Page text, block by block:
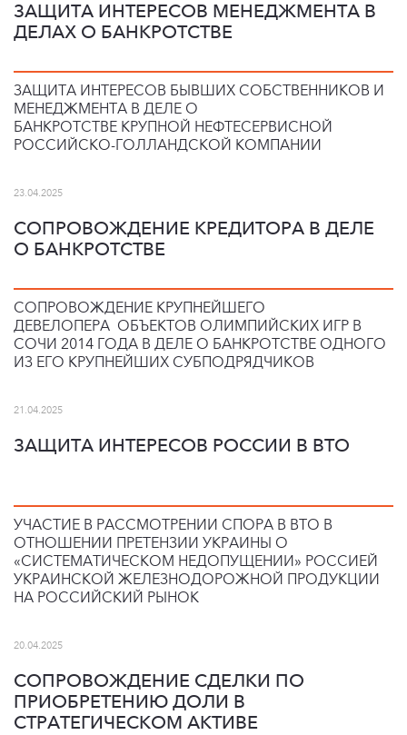
ЗАЩИТА ИНТЕРЕСОВ МЕНЕДЖМЕНТА В
ДЕЛАХ О БАНКРОТСТВЕ
ЗАЩИТА ИНТЕРЕСОВ БЫВШИХ СОБСТВЕННИКОВ И
МЕНЕДЖМЕНТА В ДЕЛЕ О
БАНКРОТСТВЕ КРУПНОЙ НЕФТЕСЕРВИСНОЙ
РОССИЙСКО-ГОЛЛАНДСКОЙ КОМПАНИИ
23.04.2025
СОПРОВОЖДЕНИЕ КРЕДИТОРА В ДЕЛЕ
О БАНКРОТСТВЕ
СОПРОВОЖДЕНИЕ КРУПНЕЙШЕГО
ДЕВЕЛОПЕРА ОБЪЕКТОВ ОЛИМПИЙСКИХ ИГР В
СОЧИ 2014 ГОДА В ДЕЛЕ О БАНКРОТСТВЕ ОДНОГО
ИЗ ЕГО КРУПНЕЙШИХ СУБПОДРЯДЧИКОВ
21.04.2025
ЗАЩИТА ИНТЕРЕСОВ РОССИИ В ВТО
УЧАСТИЕ В РАССМОТРЕНИИ СПОРА В ВТО В
ОТНОШЕНИИ ПРЕТЕНЗИИ УКРАИНЫ О
«СИСТЕМАТИЧЕСКОМ НЕДОПУЩЕНИИ» РОССИЕЙ
УКРАИНСКОЙ ЖЕЛЕЗНОДОРОЖНОЙ ПРОДУКЦИИ
НА РОССИЙСКИЙ РЫНОК
20.04.2025
СОПРОВОЖДЕНИЕ СДЕЛКИ ПО
ПРИОБРЕТЕНИЮ ДОЛИ В
СТРАТЕГИЧЕСКОМ АКТИВЕ